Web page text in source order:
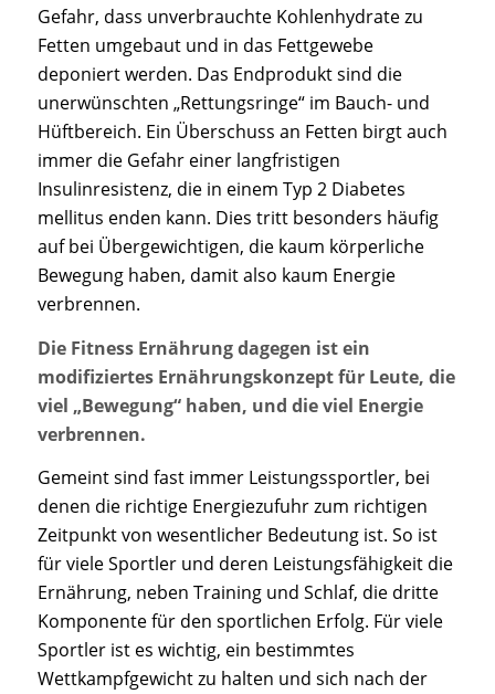
Gefahr, dass unverbrauchte Kohlenhydrate zu
Fetten umgebaut und in das Fettgewebe
deponiert werden. Das Endprodukt sind die
unerwünschten „Rettungsringe“ im Bauch- und
Hüftbereich. Ein Überschuss an Fetten birgt auch
immer die Gefahr einer langfristigen
Insulinresistenz, die in einem Typ 2 Diabetes
mellitus enden kann. Dies tritt besonders häufig
auf bei Übergewichtigen, die kaum körperliche
Bewegung haben, damit also kaum Energie
verbrennen.
Die Fitness Ernährung dagegen ist ein
modifiziertes Ernährungskonzept für Leute, die
viel „Bewegung“ haben, und die viel Energie
verbrennen.
Gemeint sind fast immer Leistungssportler, bei
denen die richtige Energiezufuhr zum richtigen
Zeitpunkt von wesentlicher Bedeutung ist. So ist
für viele Sportler und deren Leistungsfähigkeit die
Ernährung, neben Training und Schlaf, die dritte
Komponente für den sportlichen Erfolg. Für viele
Sportler ist es wichtig, ein bestimmtes
Wettkampfgewicht zu halten und sich nach der